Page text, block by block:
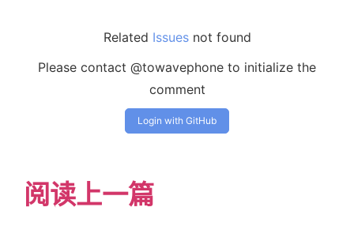
Related Issuesnot found
Please contact @towavephone to initialize the
comment
Login with GitHub
阅读上一篇